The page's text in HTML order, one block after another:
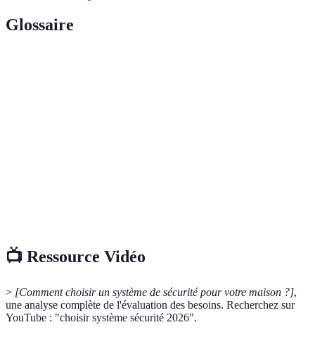
Glossaire
📺 Ressource Vidéo
> [Comment choisir un système de sécurité pour votre maison ?],
une analyse complète de l'évaluation des besoins. Recherchez sur
YouTube : "choisir système sécurité 2026".